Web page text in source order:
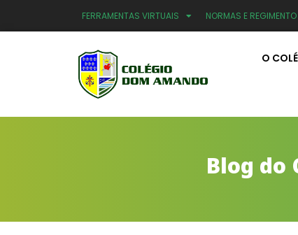
FERRAMENTAS VIRTUAIS NORMAS E REGIMENTO
O
Blog do